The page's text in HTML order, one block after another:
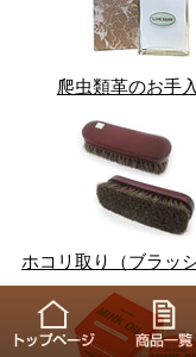
爬虫類革のお手
ホコリ取り（ブラッ